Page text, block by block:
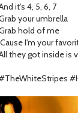
it's 4, 5, 6, 7
your umbrella
hold of me
I'm your
they got inside is